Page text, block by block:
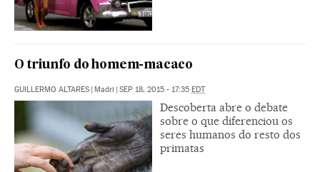
O triunfo do homem-macaco
GUILLERMO ALTARES | Madri | SEP 18, 2015 - 17:35 EDT
Descoberta abre o debate
sobre o que diferenciou os
seres humanos do resto dos
primatas